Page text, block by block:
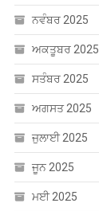
ਨਵੰਬਰ 2025
ਅਕਤੂਬਰ 2025
ਸਤੰਬਰ 2025
ਅਗਸਤ 2025
ਜੁਲਾਈ 2025
ਜੂਨ 2025
ਮਈ 2025